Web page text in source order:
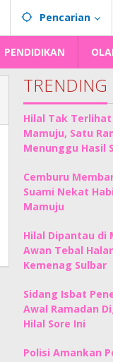
Pencarian
PENDIDIKAN
TRENDING
Hilal Tak Terlihat
Mamuju, Satu
Menunggu Hasil
Cemburu
Suami Nekat
Mamuju
Hilal Dipantau di
Awan Tebal
Kemenag Sulbar
Sidang Isbat
Awal Ramadan
Hilal Sore Ini
Polisi Amankan